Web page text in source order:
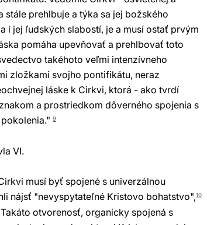
prehlbuje a týka sa jej božského
i jej ľudských slabostí, je a musí ostať prvým
pomáha upevňovať a prehlbovať toto
takéhoto veľmi intenzívneho
zložkami svojho pontifikátu, neraz
láske k Cirkvi, ktorá - ako tvrdí
a prostriedkom dôverného spojenia s
9
VI.
musí byť spojené s univerzálnou
nájsť "nevyspytateľné Kristovo bohatstvo",10
otvorenosť, organicky spojená s